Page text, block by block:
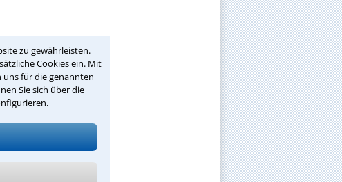
zu gewährleisten.
Cookies ein. Mit
uns für die genannten
Sie sich über die